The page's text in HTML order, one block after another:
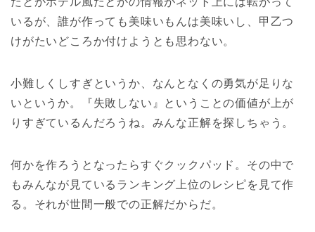
いるが、誰が作っても美味いもんは美味いし、甲乙つ
けがたいどころか付けようとも思わない。
小難しくしすぎというか、なんとなくの勇気が足りな
いというか。『失敗しない』ということの価値が上が
りすぎているんだろうね。みんな正解を探しちゃう。
何かを作ろうとなったらすぐクックパッド。その中で
もみんなが見ているランキング上位のレシピを見て作
る。それが世間一般での正解だからだ。